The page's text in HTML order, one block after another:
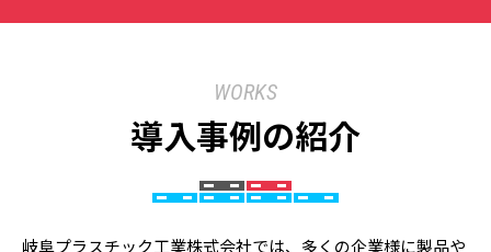
WORKS
導入事例の紹介
岐阜プラスチック工業株式会社では、多くの企業様に製品や